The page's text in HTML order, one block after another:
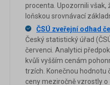
procenta. Upozornili
loňskou srovnávací
ČSÚ zveřejní odhad
Český statistický úřad
červenci. Analytici
kvůli vyšším cenám
trzích. Konečnou hodnotu
ceny meziročně vzrostly